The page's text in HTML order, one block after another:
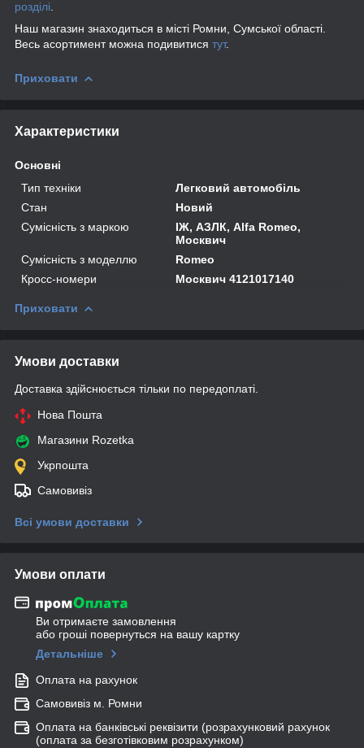
розділі
Наш магазин знаходиться в місті Ромни, Сумської області.
Весь асортимент можна подивитися тут.
Приховати
Характеристики
Основні
Тип техніки
Легковий автомобіль
Стан
Новий
Сумісність з маркою
ІЖ, АЗЛК, Alfa Romeo,
Москвич
Сумісність з моделлю
Romeo
Кросс-номери
Москвич 4121017140
Приховати
Умови доставки
Доставка здійснюється тільки по передоплаті.
Нова Пошта
Магазини Rozetka
Укрпошта
Самовивіз
Всі умови доставки
Умови оплати
Ви отримаєте замовлення
або гроші повернуться на вашу картку
Детальніше
Оплата на рахунок
Самовивіз м. Ромни
Оплата на банківські реквізити (розрахунковий рахунок
(оплата за безготівковим розрахунком)